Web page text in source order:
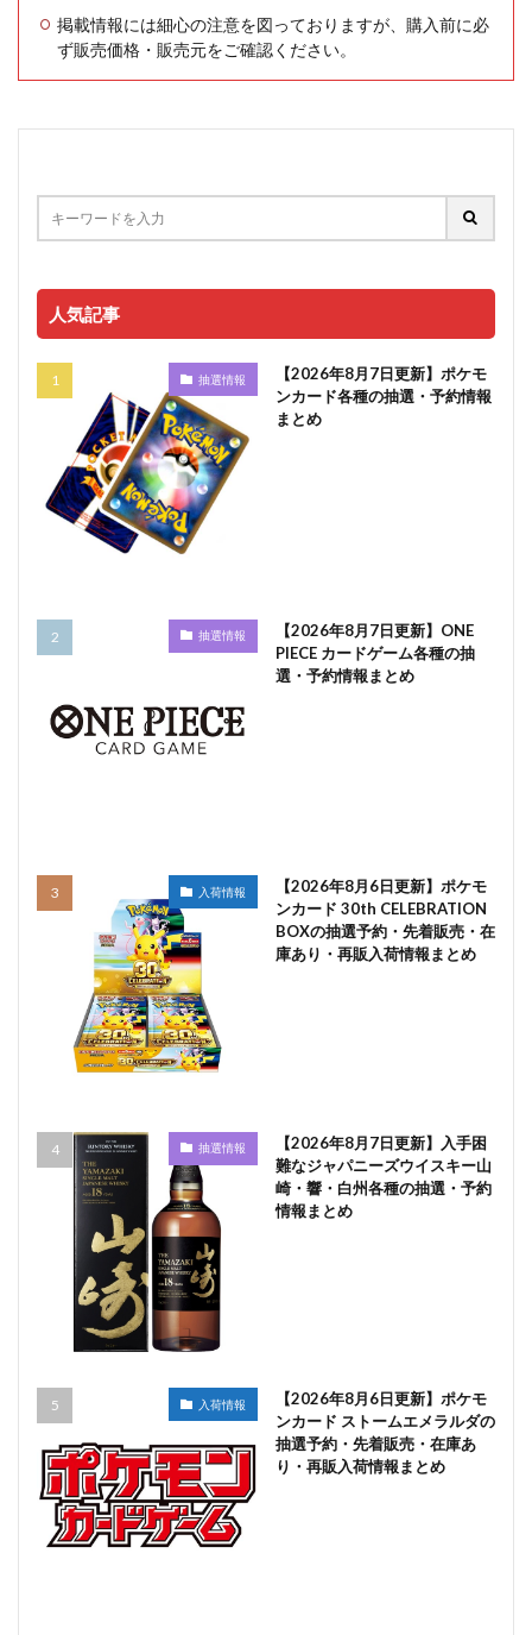
掲載情報には細心の注意を図っておりますが、購入前に必
ず販売価格・販売元をご確認ください。
人気記事
抽選情報
【2026年8月7日更新】ポケモ
ンカード各種の抽選・予約情報
まとめ
抽選情報
【2026年8月7日更新】ONE
PIECE カードゲーム各種の抽
選・予約情報まとめ
入荷情報
【2026年8月6日更新】ポケモ
ンカード 30th CELEBRATION
BOXの抽選予約・先着販売・在
庫あり・再販入荷情報まとめ
抽選情報
【2026年8月7日更新】入手困
難なジャパニーズウイスキー山
崎・響・白州各種の抽選・予約
情報まとめ
入荷情報
【2026年8月6日更新】ポケモ
ンカード ストームエメラルダの
抽選予約・先着販売・在庫あ
り・再販入荷情報まとめ